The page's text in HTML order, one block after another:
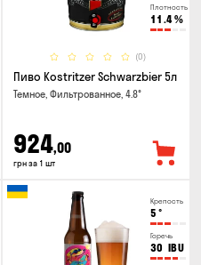
Плотность
11.4%
(0)
Пиво Kostritzer Schwarzbier 5л
Темное, Фильтрованное, 4.8°
924,00
грн за 1 шт
Крепость
5 °
Горечь
30 IBU